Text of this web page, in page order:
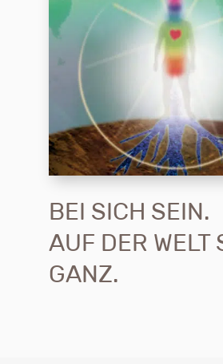
BEI SICH SEIN.
AUF DER WELT
GANZ.